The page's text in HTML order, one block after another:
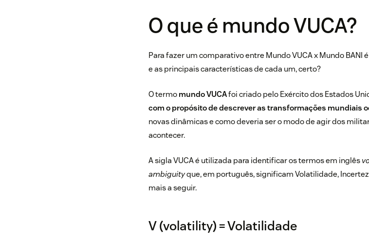
O que é mundo VUCA?
Para fazer um comparativo entre Mundo VUCA x Mundo BANI
e as principais características de cada um, certo?
O termomundo VUCAfoi criado pelo Exército dos Estados
com o propósito de descrever as transformações mundiais
novas dinâmicas e como deveria ser o modo de agir dos
acontecer.
A sigla VUCA é utilizada para identificar os termos em inglês
ambiguityque, em português, significam Volatilidade,
mais a seguir.
V (volatility) = Volatilidade